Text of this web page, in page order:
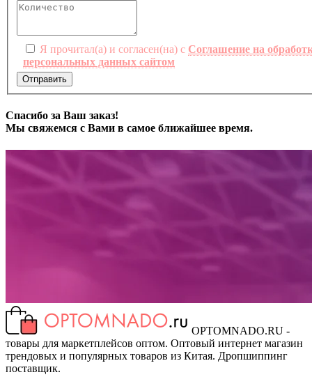
Я прочитал(а) и согласен(на) с Соглашение на
персональных данных сайтом
Отправить
Спасибо за Ваш заказ!
Мы свяжемся с Вами в самое ближайшее время.
OPTOMNADO.RU -
товары для маркетплейсов оптом. Оптовый интернет магазин
трендовых и популярных товаров из Китая. Дропшиппинг
поставщик.